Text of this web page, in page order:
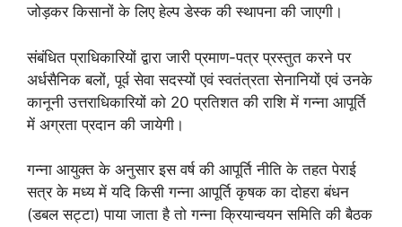
जोड़कर किसानों के लिए हेल्प डेस्क की स्थापना की जाएगी।
संबंधित प्राधिकारियों द्वारा जारी प्रमाण-पत्र प्रस्तुत करने पर
अर्धसैनिक बलों, पूर्व सेवा सदस्यों एवं स्वतंत्रता सेनानियों एवं उनके
कानूनी उत्तराधिकारियों को 20 प्रतिशत की राशि में गन्ना आपूर्ति
में अग्रता प्रदान की जायेगी।
गन्ना आयुक्त के अनुसार इस वर्ष की आपूर्ति नीति के तहत पेराई
सत्र के मध्य में यदि किसी गन्ना आपूर्ति कृषक का दोहरा बंधन
(डबल सट्टा) पाया जाता है तो गन्ना क्रियान्वयन समिति की बैठक